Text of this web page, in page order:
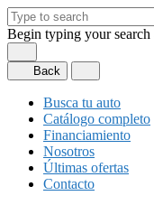
Begin typing your search
Back
Busca tu auto
Catálogo completo
Financiamiento
Nosotros
Últimas ofertas
Contacto